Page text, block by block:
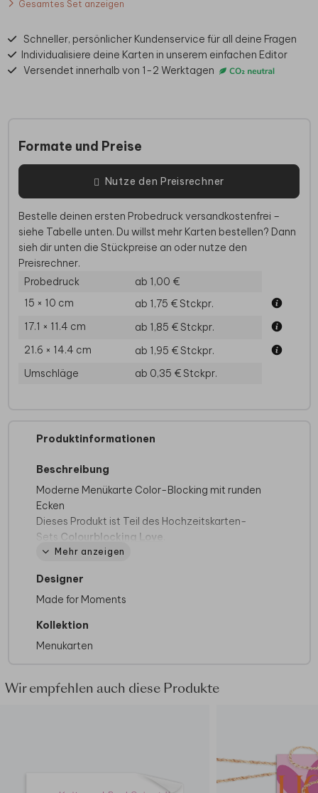
Gesamtes Set anzeigen
Schneller, persönlicher Kundenservice für all deine Fragen
Individualisiere deine Karten in unserem einfachen Editor
Versendet innerhalb von 1-2 Werktagen
Formate und Preise
Nutze den Preisrechner
Bestelle deinen ersten Probedruck versandkostenfrei –
siehe Tabelle unten. Du willst mehr Karten bestellen? Dann
sieh dir unten die Stückpreise an oder nutze den
Preisrechner.
Probedruck
ab 1,00 €
15 × 10 cm
ab 1,75 €Stckpr.
17.1 × 11.4 cm
ab 1,85 €Stckpr.
21.6 × 14.4 cm
ab 1,95 €Stckpr.
Umschläge
ab 0,35 €Stckpr.
Produktinformationen
Beschreibung
Moderne Menükarte Color-Blocking mit runden
Ecken
Dieses Produkt ist Teil des Hochzeitskarten-
Sets Colourblocking Love
Mehr anzeigen
Designer
Made for Moments
Kollektion
Menukarten
Wir empfehlen auch diese Produkte